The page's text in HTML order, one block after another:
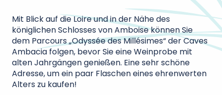
3 Top 3
4 Top 4
5 Top 5
Mit Blick auf die Loire und in der Nähe des
königlichen Schlosses von Amboise können Sie
dem Parcours „Odyssée des Millésimes“ der Caves
Ambacia folgen, bevor Sie eine Weinprobe mit
alten Jahrgängen genießen. Eine sehr schöne
Adresse, um ein paar Flaschen eines ehrenwerten
Alters zu kaufen!